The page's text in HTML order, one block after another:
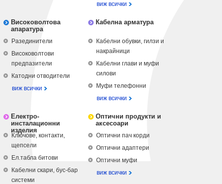
виж всички
Високоволтова
апаратура
Разединители
Високоволтови
предпазители
Катодни отводители
виж всички
Кабелна арматура
Кабелни обувки, гилзи и
накрайници
Кабелни глави и муфи
силови
Муфи телефонни
виж всички
Електро-
инсталационни
изделия
Ключове, контакти,
щепсели
Ел.табла битови
Кабелни скари, бус-бар
системи
Оптични продукти и
аксесоари
Оптични пач корди
Оптични адаптери
Оптични муфи
виж всички